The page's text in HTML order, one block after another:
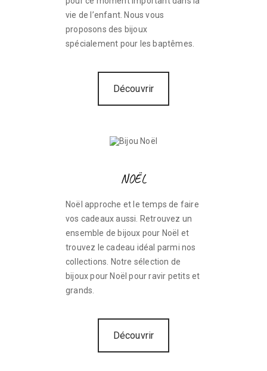
vie de l’enfant. Nous vous
proposons des bijoux
spécialement pour les baptêmes.
Découvrir
NOËL
Noël approche et le temps de faire
vos cadeaux aussi. Retrouvez un
ensemble de bijoux pour Noël et
trouvez le cadeau idéal parmi nos
collections. Notre sélection de
bijoux pour Noël pour ravir petits et
grands.
Découvrir